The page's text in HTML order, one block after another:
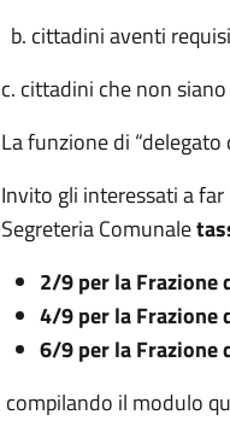
b. cittadini aventi
c. cittadini che non
La funzione di
Invito gli interessati a
Segreteria Comunale
2/9 per la Frazione
4/9 per la Frazione
6/9 per la Frazione
compilando il modulo